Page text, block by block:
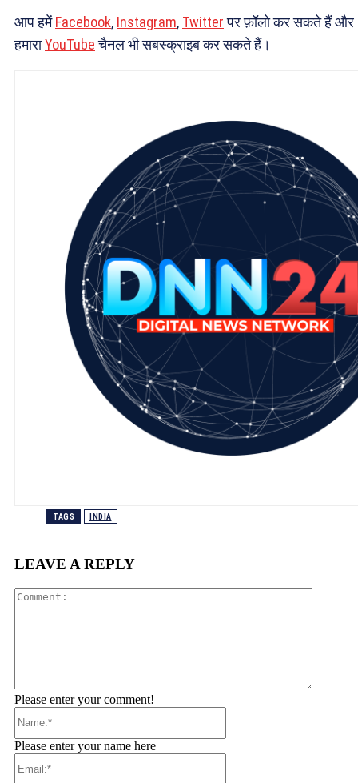
आप हमेंFacebook, Instagram, Twitterपर फ़ॉलो कर सकते हैं और
हमाराYouTubeचैनल भी सबस्क्राइब कर सकते हैं।
TAGS INDIA
LEAVE A REPLY
Please enter your comment!
Please enter your name here